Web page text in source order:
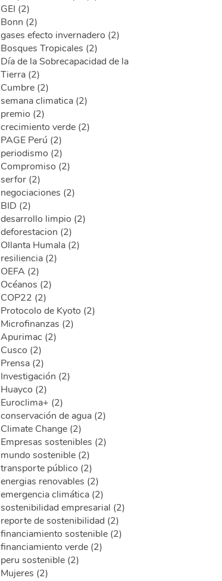
GEI (2)
Bonn (2)
gases efecto invernadero (2)
Bosques Tropicales (2)
Día de la Sobrecapacidad de la
Tierra (2)
Cumbre (2)
semana climatica (2)
premio (2)
crecimiento verde (2)
PAGE Perú (2)
periodismo (2)
Compromiso (2)
serfor (2)
negociaciones (2)
BID (2)
desarrollo limpio (2)
deforestacion (2)
Ollanta Humala (2)
resiliencia (2)
OEFA (2)
Océanos (2)
COP22 (2)
Protocolo de Kyoto (2)
Microfinanzas (2)
Apurimac (2)
Cusco (2)
Prensa (2)
Investigación (2)
Huayco (2)
Euroclima+ (2)
conservación de agua (2)
Climate Change (2)
Empresas sostenibles (2)
mundo sostenible (2)
transporte público (2)
energias renovables (2)
emergencia climática (2)
sostenibilidad empresarial (2)
reporte de sostenibilidad (2)
financiamiento sostenible (2)
financiamiento verde (2)
peru sostenible (2)
Mujeres (2)